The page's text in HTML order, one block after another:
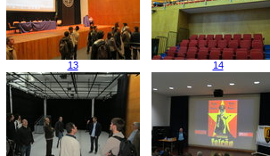
13 14